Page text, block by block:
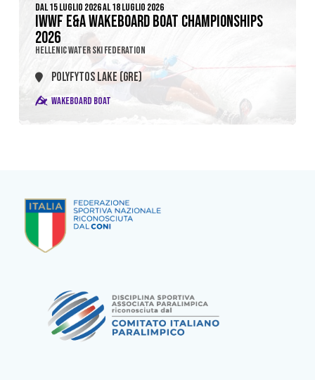
DAL 15 LUGLIO 2026 AL 18 LUGLIO 2026
IWWF E&A WAKEBOARD BOAT CHAMPIONSHIPS
2026
HELLENIC WATER SKI FEDERATION
POLYFYTOS LAKE (GRE)
WAKEBOARD BOAT